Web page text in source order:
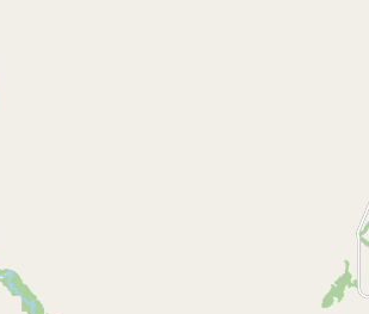
(2)
аэродром (1)
(2)
(4)
(68)
(3)
(3)
участок (1)
центр (1)
(1)